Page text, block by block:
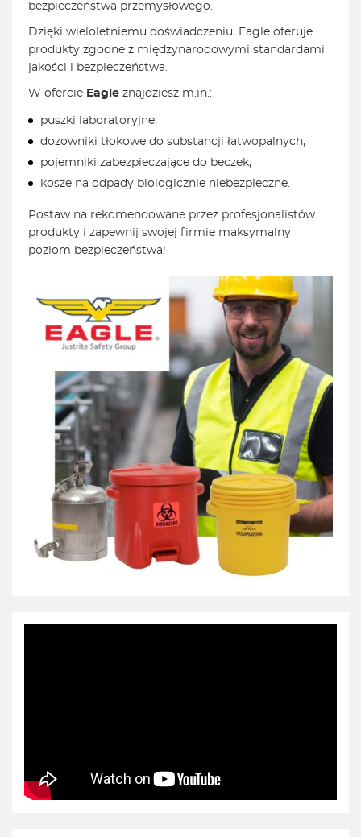
bezpieczeństwa przemysłowego.
Dzięki wieloletniemu doświadczeniu, Eagle oferuje
produkty zgodne z międzynarodowymi standardami
jakości i bezpieczeństwa.
W ofercie Eagle znajdziesz m.in.:
puszki laboratoryjne,
dozowniki tłokowe do substancji łatwopalnych,
pojemniki zabezpieczające do beczek,
kosze na odpady biologicznie niebezpieczne.
Postaw na rekomendowane przez profesjonalistów
produkty i zapewnij swojej firmie maksymalny
poziom bezpieczeństwa!